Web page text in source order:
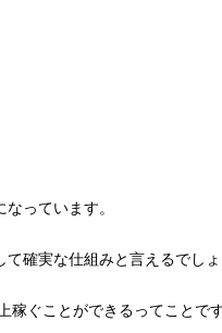
っています。
確実な仕組みと言えるでしょ
ぐことができるってことです